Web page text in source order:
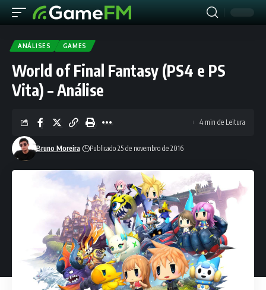
ANÁLISES GAMES
World of Final Fantasy (PS4 e PS
Vita) – Análise
Bruno Moreira Publicado 25 de novembro de 2016
4 min de Leitura